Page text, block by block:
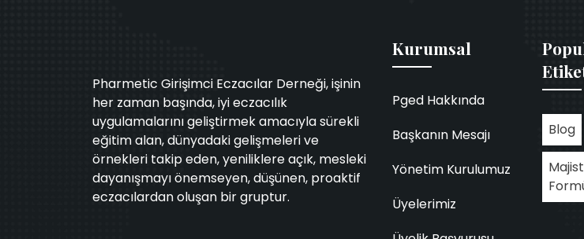
Pharmetic Girişimci Eczacılar Derneği, işinin
her zaman başında, iyi eczacılık
uygulamalarını geliştirmek amacıyla sürekli
eğitim alan, dünyadaki gelişmeleri ve
örnekleri takip eden, yeniliklere açık, mesleki
dayanışmayı önemseyen, düşünen, proaktif
eczacılardan oluşan bir gruptur.
Kurumsal
Pged Hakkında
Başkanın Mesajı
Yönetim Kurulumuz
Üyelerimiz
Blog